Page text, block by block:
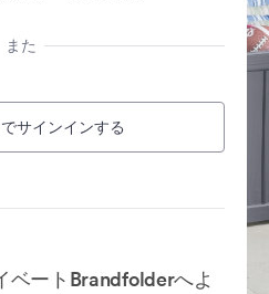
また
サインインする
ベートBrandfolderへよ